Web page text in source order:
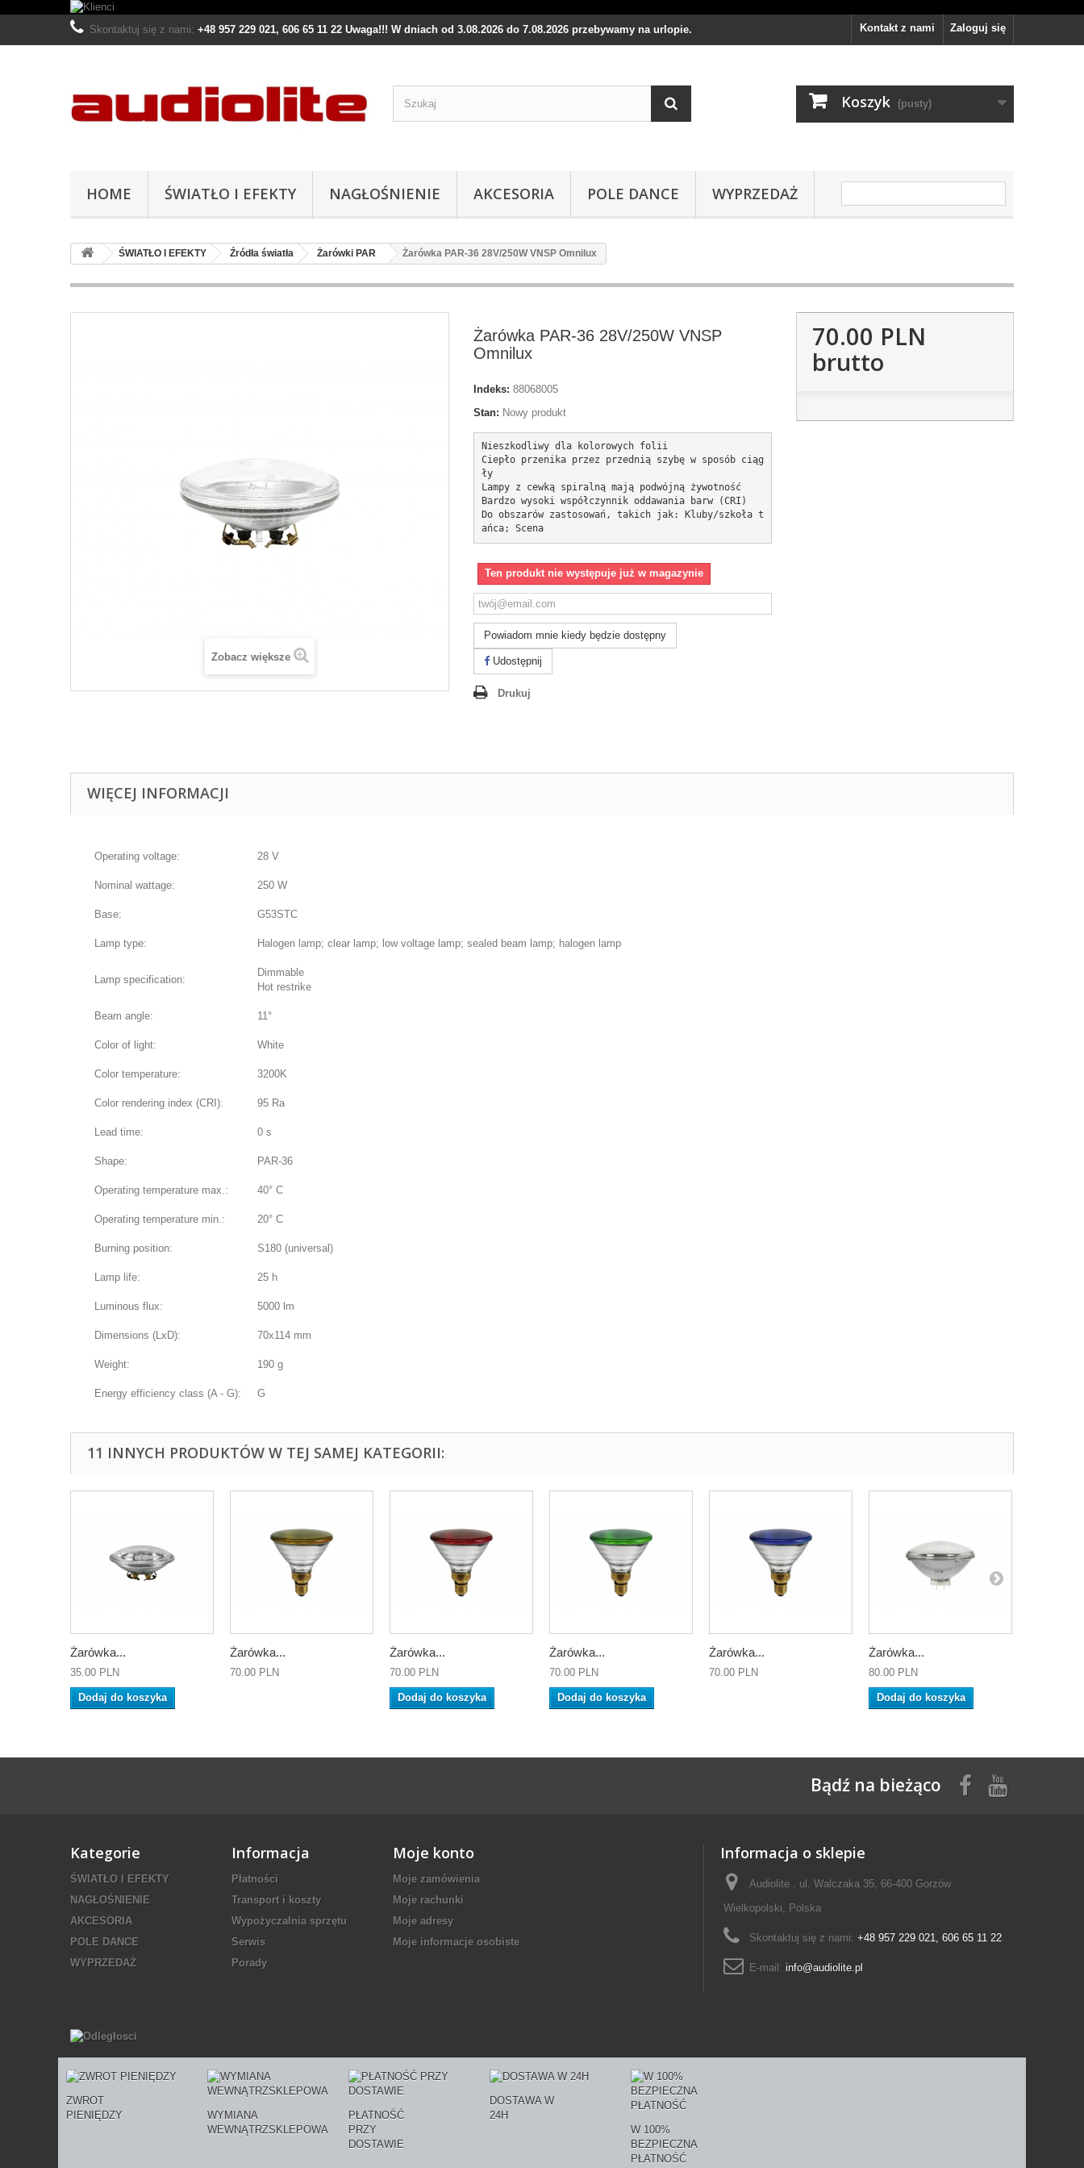
Zaloguj się
Kontakt z nami
Skontaktuj się z nami: +48 957 229 021, 606 65 11 22 Uwaga!!! W dniach od 3.08.2026 do 7.08.2026 przebywamy na urlopie.
Koszyk (pusty)
HOME ŚWIATŁO I EFEKTY NAGŁOŚNIENIE AKCESORIA POLE DANCE WYPRZEDAŻ
ŚWIATŁO I EFEKTY Źródła światła Żarówki PAR Żarówka PAR-36 28V/250W VNSP Omnilux
Zobacz większe
Żarówka PAR-36 28V/250W VNSP
Omnilux
Indeks: 88068005
Stan: Nowy produkt
Nieszkodliwy dla kolorowych folii
Ciepło przenika przez przednią szybę w sposób ciąg
ły
Lampy z cewką spiralną mają podwójną żywotność
Bardzo wysoki współczynnik oddawania barw (CRI)
Do obszarów zastosowań, takich jak: Kluby/szkoła t
ańca; Scena
Ten produkt nie występuje już w magazynie
Powiadom mnie kiedy będzie dostępny
Udostępnij
Drukuj
70.00 PLN
brutto
WIĘCEJ INFORMACJI
Operating voltage: 28 V
Nominal wattage: 250 W
Base: G53STC
Lamp type: Halogen lamp; clear lamp; low voltage lamp; sealed beam lamp; halogen lamp
Lamp specification:
Dimmable
Hot restrike
Beam angle: 11°
Color of light: White
Color temperature: 3200K
Color rendering index (CRI): 95 Ra
Lead time: 0 s
Shape: PAR-36
Operating temperature max.: 40° C
Operating temperature min.: 20° C
Burning position: S180 (universal)
Lamp life: 25 h
Luminous flux: 5000 lm
Dimensions (LxD): 70x114 mm
Weight: 190 g
Energy efficiency class (A - G): G
11 INNYCH PRODUKTÓW W TEJ SAMEJ KATEGORII:
Żarówka...
35.00 PLN
Dodaj do koszyka
Żarówka...
70.00 PLN
Żarówka...
70.00 PLN
Dodaj do koszyka
Żarówka...
70.00 PLN
Dodaj do koszyka
Żarówka...
70.00 PLN
Żarówka...
80.00 PLN
Dodaj do koszyka
Bądź na bieżąco
Kategorie
ŚWIATŁO I EFEKTY
NAGŁOŚNIENIE
AKCESORIA
POLE DANCE
WYPRZEDAŻ
Informacja
Płatności
Transport i koszty
Wypożyczalnia sprzętu
Serwis
Porady
Moje konto
Moje zamówienia
Moje rachunki
Moje adresy
Moje informacje osobiste
Informacja o sklepie
Audiolite , ul. Walczaka 35, 66-400 Gorzów
Wielkopolski, Polska
Skontaktuj się z nami: +48 957 229 021, 606 65 11 22
E-mail: info@audiolite.pl
ZWROT
PIENIĘDZY
WYMIANA
WEWNĄTRZSKLEPOWA
PŁATNOŚĆ
PRZY
DOSTAWIE
DOSTAWA W
24H
W 100%
BEZPIECZNA
PŁATNOŚĆ